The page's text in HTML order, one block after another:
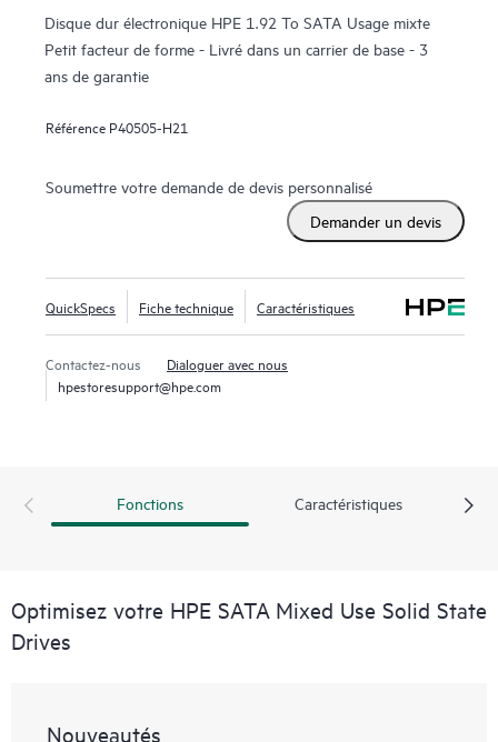
Disque dur électronique HPE 1.92 To SATA Usage mixte
Petit facteur de forme - Livré dans un carrier de base - 3
ans de garantie
Référence P40505-H21
Soumettre votre demande de devis personnalisé
Demander un devis
QuickSpecs Fiche technique Caractéristiques
Contactez-nous
Dialoguer avec nous
hpestoresupport@hpe.com
Fonctions Caractéristiques
Optimisez votre HPE SATA Mixed Use Solid State
Drives
Nouveautés